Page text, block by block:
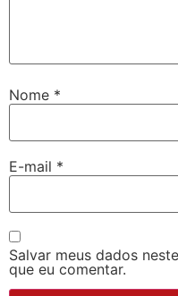
Nome *
E-mail *
Salvar meus dados
que eu comentar.